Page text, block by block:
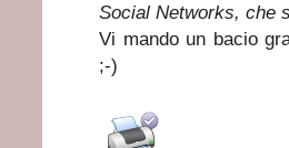
Social Networks, che
Vi mando un bacio
;-)